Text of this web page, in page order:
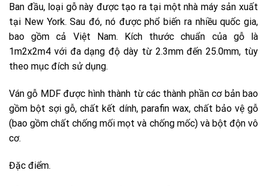
Ban đầu, loại gỗ này được tạo ra tại một nhà máy sản xuất
tại New York. Sau đó, nó được phổ biến ra nhiều quốc gia,
bao gồm cả Việt Nam. Kích thước chuẩn của gỗ là
1m2x2m4 với đa dạng độ dày từ 2.3mm đến 25.0mm, tùy
theo mục đích sử dụng.
Ván gỗ MDF được hình thành từ các thành phần cơ bản bao
gồm bột sợi gỗ, chất kết dính, parafin wax, chất bảo vệ gỗ
(bao gồm chất chống mối mọt và chống mốc) và bột độn vô
cơ.
Đặc điểm.